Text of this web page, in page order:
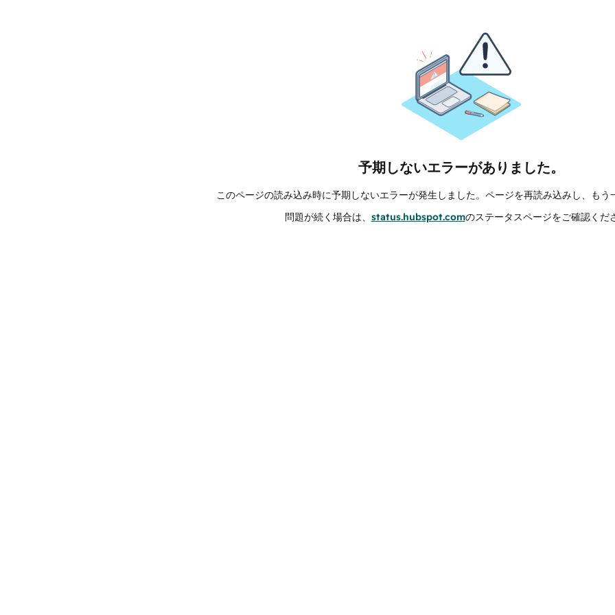
予期しないエラーがありました。
このページの読み込み時に予期しないエラーが発生しました。ページを再読み込みし、もう
問題が続く場合は、 status.hubspot.comのステータスページをご確認くだ